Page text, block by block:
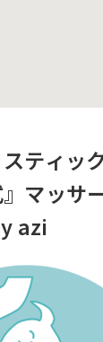
ティッ
』マッサ
azi